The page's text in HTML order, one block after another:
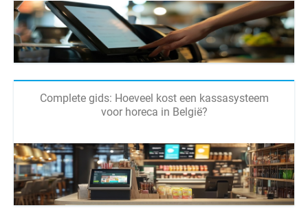
Complete gids: Hoeveel kost een kassasysteem
voor horeca in België?